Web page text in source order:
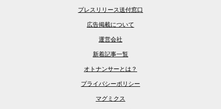
プレスリリース送付窓口
広告掲載について
運営会社
新着記事一覧
オトナンサーとは？
プライバシーポリシー
マグミクス